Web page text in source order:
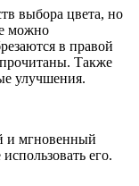
выбора цвета, но
можно
в правой
Также
улучшения.
и мгновенный
его.